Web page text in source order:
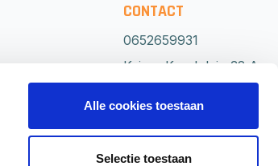
Alle cookies toestaan
Selectie toestaan
CONTACT
0652659931
Keizer Karelplein 32 A